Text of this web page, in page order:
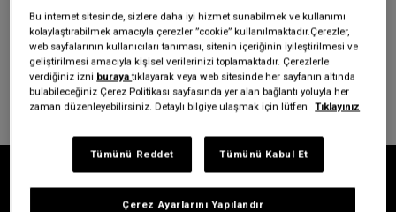
OTP paylaşılmadığı takdirde kargo teslim edilmez ve gönderi iade
sürecine alınabilir.
Bu internet sitesinde, sizlere daha iyi hizmet sunabilmek ve kullanımı
kolaylaştırabilmek amacıyla çerezler ”cookie” kullanılmaktadır.Çerezler,
web sayfalarının kullanıcıları tanıması, sitenin içeriğinin iyileştirilmesi ve
geliştirilmesi amacıyla kişisel verilerinizi toplamaktadır. Çerezlerle
verdiğiniz izni burayatıklayarak veya web sitesinde her sayfanın altında
bulabileceğiniz Çerez Politikası sayfasında yer alan bağlantı yoluyla her
zaman düzenleyebilirsiniz. Detaylı bilgiye ulaşmak için lütfen
Tıklayınız
Çerez Ayarlarını Yapılandır
Tümünü Reddet Tümünü Kabul Et